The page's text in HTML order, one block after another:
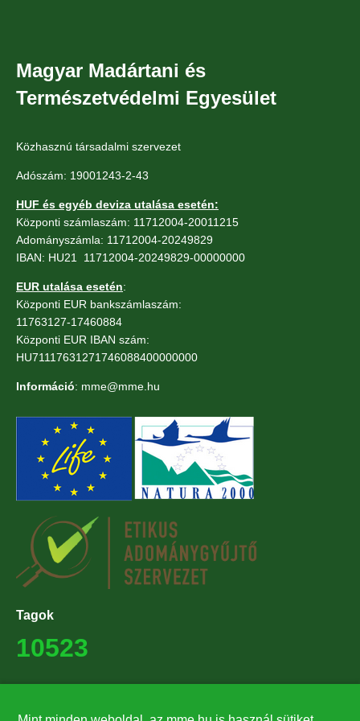
Magyar Madártani és
Természetvédelmi Egyesület
Közhasznú társadalmi szervezet
Adószám: 19001243-2-43
HUF és egyéb deviza utalása esetén:
Központi számlaszám: 11712004-20011215
Adományszámla: 11712004-20249829
IBAN: HU21 11712004-20249829-00000000
EUR utalása esetén:
Központi EUR bankszámlaszám:
11763127-17460884
Központi EUR IBAN szám:
HU71117631271746088400000000
Információ: mme@mme.hu
Tagok
10523